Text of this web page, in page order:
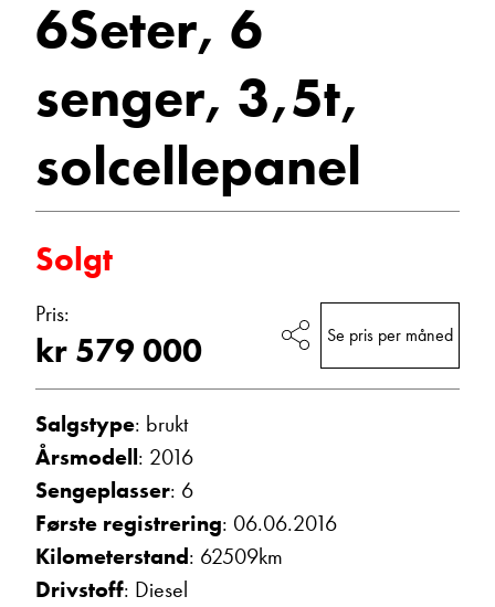
Vis telefon
Vis epost
Morten Knutsen
Vis telefon
6Seter, 6
senger, 3,5t,
solcellepanel
Solgt
Pris:
kr 579 000 Se pris per måned
Salgstype: brukt
Årsmodell: 2016
Sengeplasser: 6
Første registrering: 06.06.2016
Kilometerstand: 62509km
Drivstoff: Diesel